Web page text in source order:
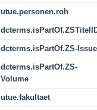
utue.personen.roh
dcterms.isPartOf.ZS-Issue
dcterms.isPartOf.ZS-
Volume
utue.fakultaet